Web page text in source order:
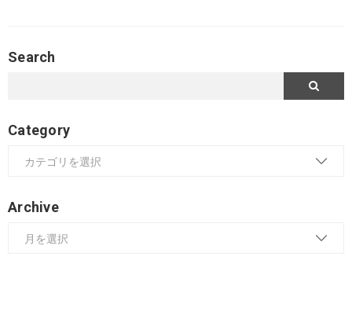
Search
Category
Archive